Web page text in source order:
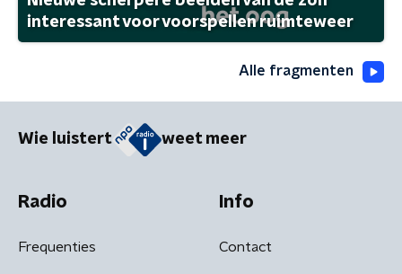
interessant voor voorspellen ruimteweer
Alle fragmenten
Wie luistert weet meer
Radio
Frequenties
Info
Contact